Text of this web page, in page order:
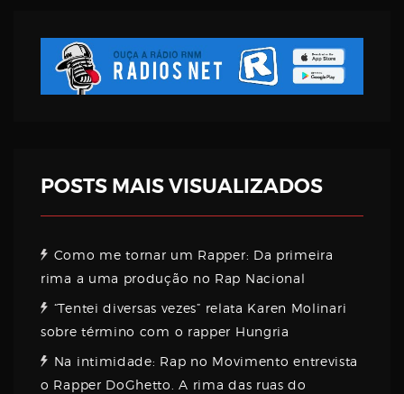
Password
EmailPOSTS MAIS VISUALIZADOS
Como me tornar um Rapper: Da primeira
rima a uma produção no Rap Nacional
“Tentei diversas vezes” relata Karen Molinari
sobre término com o rapper Hungria
Na intimidade: Rap no Movimento entrevista
o Rapper DoGhetto. A rima das ruas do